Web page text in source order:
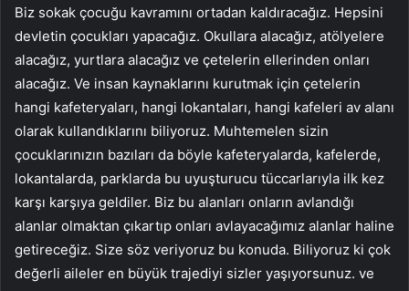
Biz sokak çocuğu kavramını ortadan kaldıracağız. Hepsini
devletin çocukları yapacağız. Okullara alacağız, atölyelere
alacağız, yurtlara alacağız ve çetelerin ellerinden onları
alacağız. Ve insan kaynaklarını kurutmak için çetelerin
hangi kafeteryaları, hangi lokantaları, hangi kafeleri av alanı
olarak kullandıklarını biliyoruz. Muhtemelen sizin
çocuklarınızın bazıları da böyle kafeteryalarda, kafelerde,
lokantalarda, parklarda bu uyuşturucu tüccarlarıyla ilk kez
karşı karşıya geldiler. Biz bu alanları onların avlandığı
alanlar olmaktan çıkartıp onları avlayacağımız alanlar haline
getireceğiz. Size söz veriyoruz bu konuda. Biliyoruz ki çok
değerli aileler en büyük trajediyi sizler yaşıyorsunuz. ve